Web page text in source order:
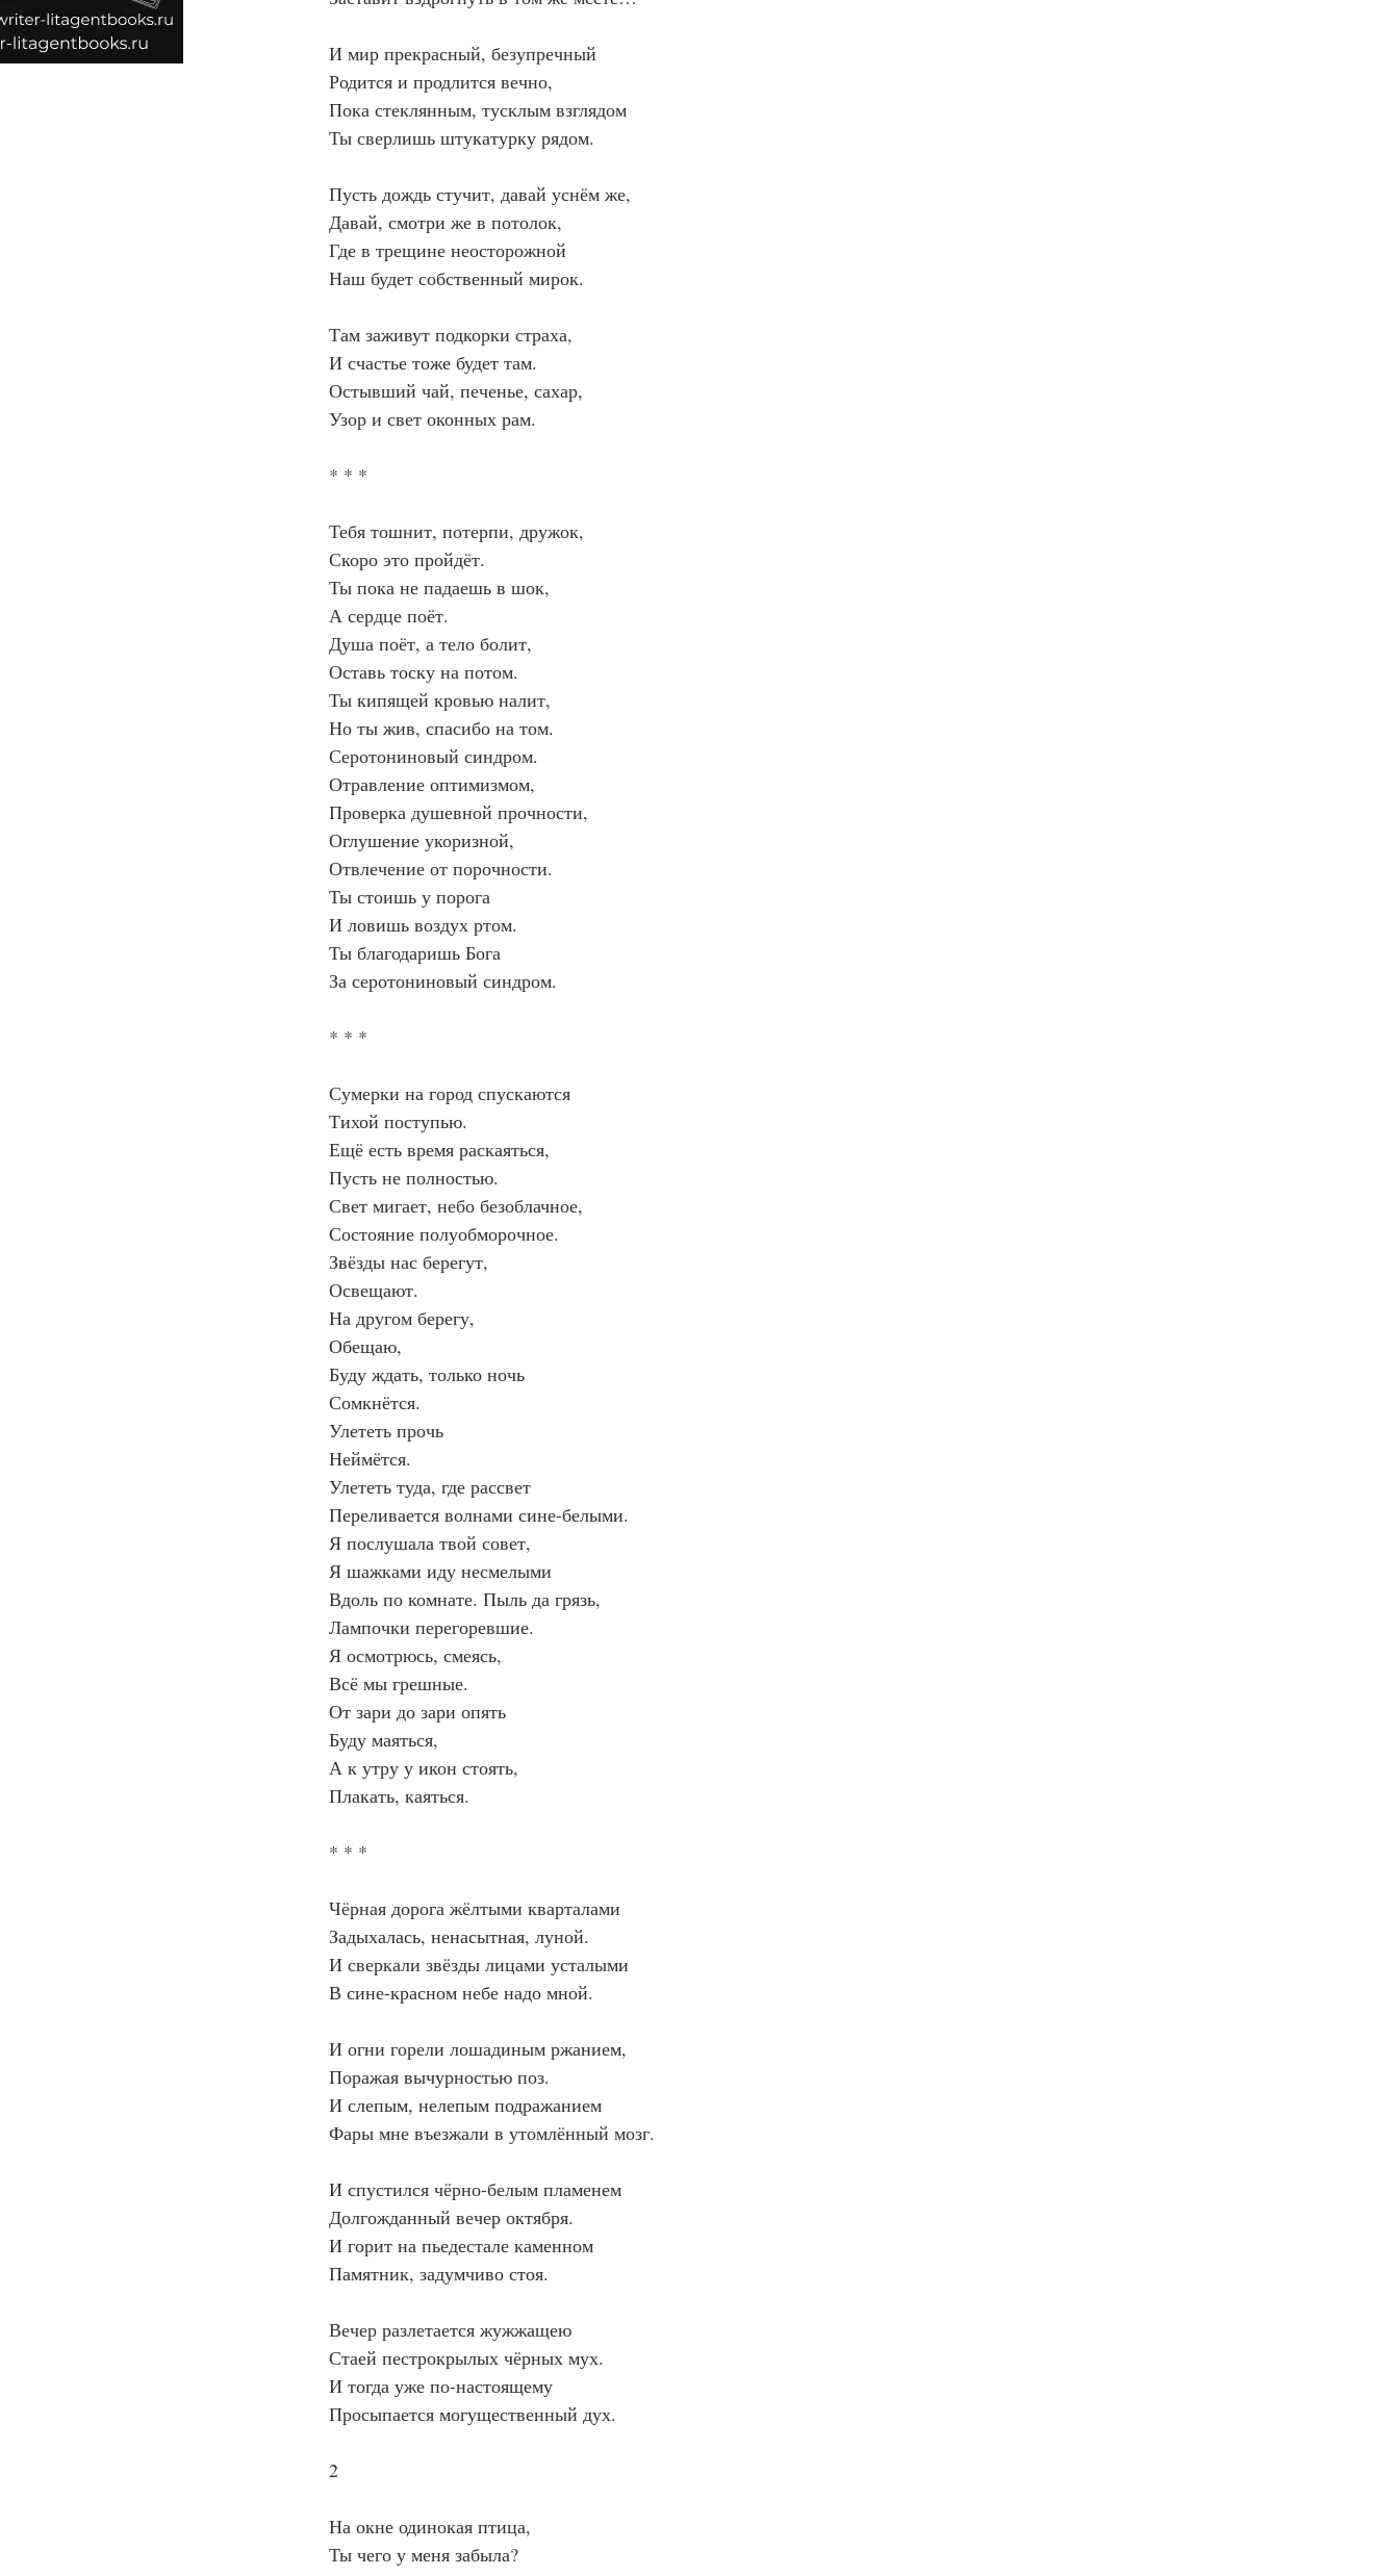
И мир прекрасный, безупречный
Родится и продлится вечно,
Пока стеклянным, тусклым взглядом
Ты сверлишь штукатурку рядом.
Пусть дождь стучит, давай уснём же,
Давай, смотри же в потолок,
Где в трещине неосторожной
Наш будет собственный мирок.
Там заживут подкорки страха,
И счастье тоже будет там.
Остывший чай, печенье, сахар,
Узор и свет оконных рам.
* * *
Тебя тошнит, потерпи, дружок,
Скоро это пройдёт.
Ты пока не падаешь в шок,
А сердце поёт.
Душа поёт, а тело болит,
Оставь тоску на потом.
Ты кипящей кровью налит,
Но ты жив, спасибо на том.
Серотониновый синдром.
Отравление оптимизмом,
Проверка душевной прочности,
Оглушение укоризной,
Отвлечение от порочности.
Ты стоишь у порога
И ловишь воздух ртом.
Ты благодаришь Бога
За серотониновый синдром.
* * *
Сумерки на город спускаются
Тихой поступью.
Ещё есть время раскаяться,
Пусть не полностью.
Свет мигает, небо безоблачное,
Состояние полуобморочное.
Звёзды нас берегут,
Освещают.
На другом берегу,
Обещаю,
Буду ждать, только ночь
Сомкнётся.
Улететь прочь
Неймётся.
Улететь туда, где рассвет
Переливается волнами сине-белыми.
Я послушала твой совет,
Я шажками иду несмелыми
Вдоль по комнате. Пыль да грязь,
Лампочки перегоревшие.
Я осмотрюсь, смеясь,
Всё мы грешные.
От зари до зари опять
Буду маяться,
А к утру у икон стоять,
Плакать, каяться.
* * *
Чёрная дорога жёлтыми кварталами
Задыхалась, ненасытная, луной.
И сверкали звёзды лицами усталыми
В сине-красном небе надо мной.
И огни горели лошадиным ржанием,
Поражая вычурностью поз.
И слепым, нелепым подражанием
Фары мне въезжали в утомлённый мозг.
И спустился чёрно-белым пламенем
Долгожданный вечер октября.
И горит на пьедестале каменном
Памятник, задумчиво стоя.
Вечер разлетается жужжащею
Стаей пестрокрылых чёрных мух.
И тогда уже по-настоящему
Просыпается могущественный дух.
2
На окне одинокая птица,
Ты чего у меня забыла?